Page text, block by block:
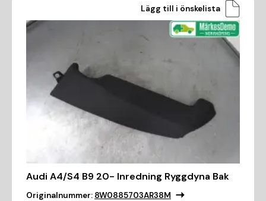
Lägg till i önskelista
Audi A4/S4 B9 20- Inredning Ryggdyna Bak
Originalnummer: 8W0885703AR38M